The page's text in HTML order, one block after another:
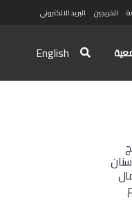
الخريجين البريد الالكتروني
English